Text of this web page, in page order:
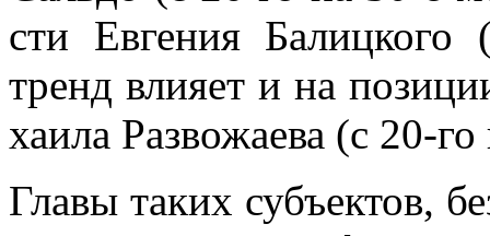
сти Ев­ге­ния
тренд вли­я­ет и на
ха­и­ла Раз­во­жа­е­ва (с 20-
Гла­вы та­ких субъ­ек­тов,